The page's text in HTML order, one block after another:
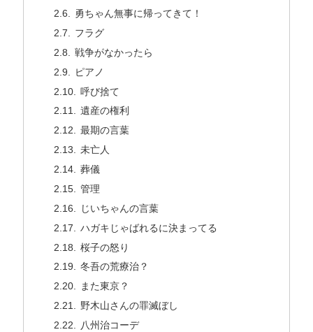
勇ちゃん無事に帰ってきて！
フラグ
戦争がなかったら
ピアノ
呼び捨て
遺産の権利
最期の言葉
未亡人
葬儀
管理
じいちゃんの言葉
ハガキじゃばれるに決まってる
桜子の怒り
冬吾の荒療治？
また東京？
野木山さんの罪滅ぼし
八州治コーデ